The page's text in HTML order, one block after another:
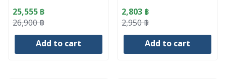
26,900฿
Original
price
25,555 ฿
Current
price
Add to cart
2,950฿
Original
price
2,803 ฿
Current
price
Add to cart